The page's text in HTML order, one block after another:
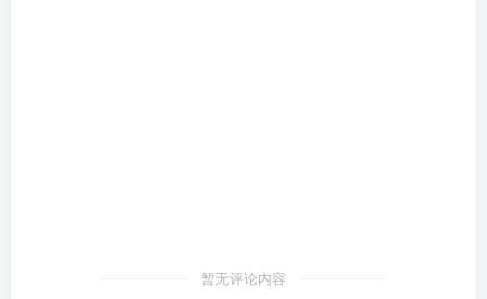
暂无评论内容